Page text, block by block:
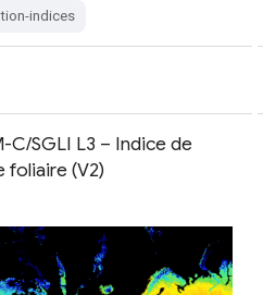
indices
C/SGLI L3 – Indice de
foliaire (V2)